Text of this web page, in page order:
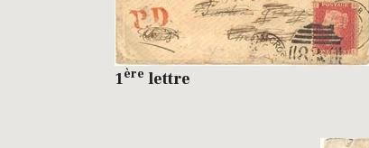
1ère lettre